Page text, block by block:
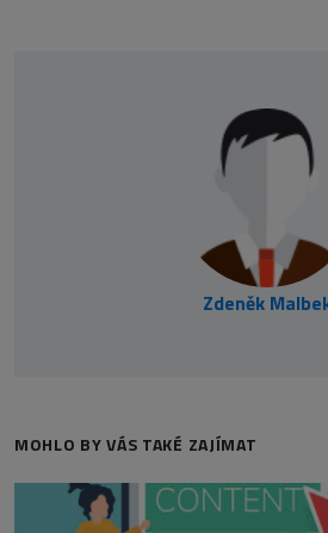
Zdeněk
MOHLO BY VÁS TAKÉ ZAJÍMAT